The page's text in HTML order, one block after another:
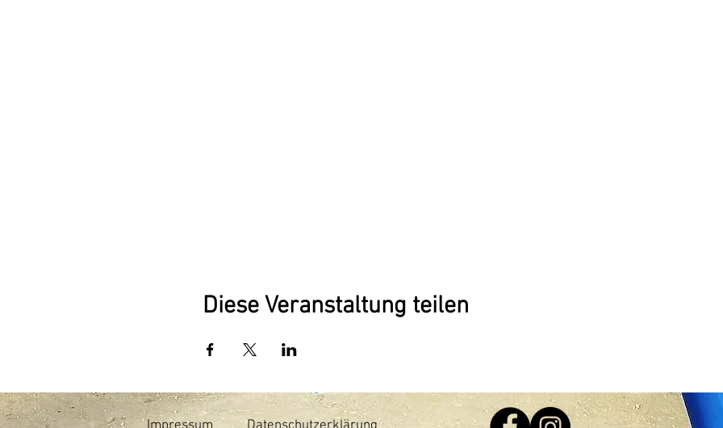
Diese Veranstaltung teilen